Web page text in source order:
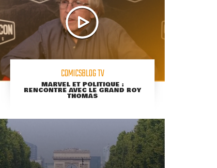
COMICSBLOG TV
MARVEL ET POLITIQUE :
RENCONTRE AVEC LE GRAND ROY
THOMAS